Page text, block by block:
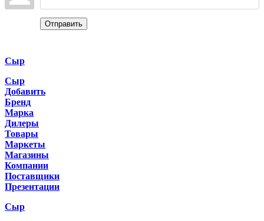
Отправить
Сыр
Сыр
Добавить
Бренд
Марка
Дилеры
Товары
Маркеты
Магазины
Компании
Поставщики
Презентации
Сыр